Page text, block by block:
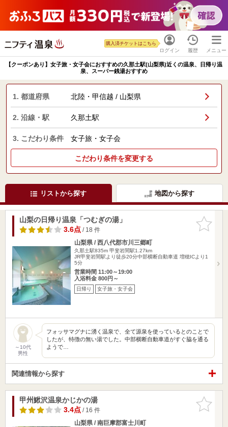
ログイン
購入済チケットはこちら
履歴 メニュー
【クーポンあり】女子旅・女子会におすすめの久那土駅(山梨県)近くの温泉、日帰り温
泉、スーパー銭湯おすすめ
1. 都道府県 北陸・甲信越 / 山梨県
2. 沿線・駅 久那土駅
3. こだわり条件 女子旅・女子会
こだわり条件を変更する
リストから探す 地図から探す
お気に入
りに追加
山梨の日帰り温泉「つむぎの湯」
3.6点/ 18 件
山梨県 / 西八代郡市川三郷町
久那土駅835m 甲斐岩間駅1.27km
JR甲斐岩間駅より徒歩20分中部横断自動車道 増穂ICより1
5分
営業時間 11:00～19:00
入浴料金 800円～
日帰り 女子旅・女子会
～10代
男性
フォッサマグナに湧く温泉で、全て源泉を使っているとのことで
したが、特徴の無い湯でした。中部横断自動車道がすぐ脇を通る
ようで…
関連情報から探す
お気に入
りに追加
甲州鰍沢温泉かじかの湯
3.4点/ 16 件
山梨県 / 南巨摩郡富士川町